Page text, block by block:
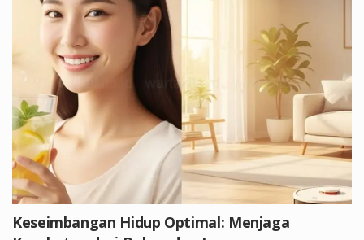
Keseimbangan Hidup Optimal: Menjaga